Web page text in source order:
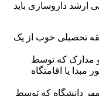
ارشد داروسازی باید
تحصیلی خوب از یک
مدارک که توسط
یا اقامتگاه
دانشگاه که توسط